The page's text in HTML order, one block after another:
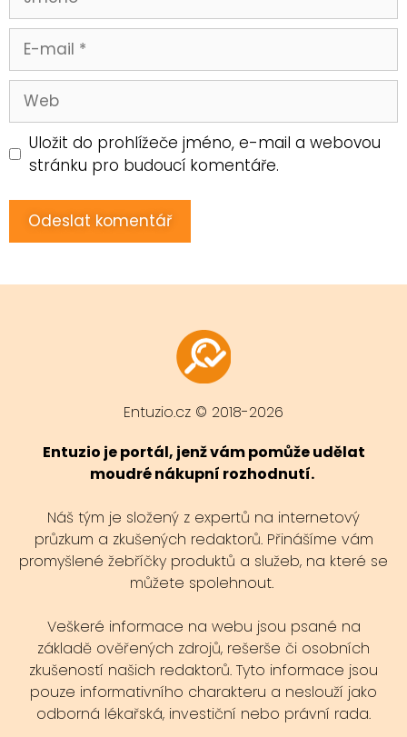
Uložit do prohlížeče jméno, e-mail a webovou
stránku pro budoucí komentáře.
Entuzio.cz © 2018-2026
Entuzio je portál, jenž vám pomůže udělat
moudré nákupní rozhodnutí.
Náš tým je složený z expertů na internetový
průzkum a zkušených redaktorů. Přinášíme vám
promyšlené žebříčky produktů a služeb, na které se
můžete spolehnout.
Veškeré informace na webu jsou psané na
základě ověřených zdrojů, rešerše či osobních
zkušeností našich redaktorů. Tyto informace jsou
pouze informativního charakteru a neslouží jako
odborná lékařská, investiční nebo právní rada.